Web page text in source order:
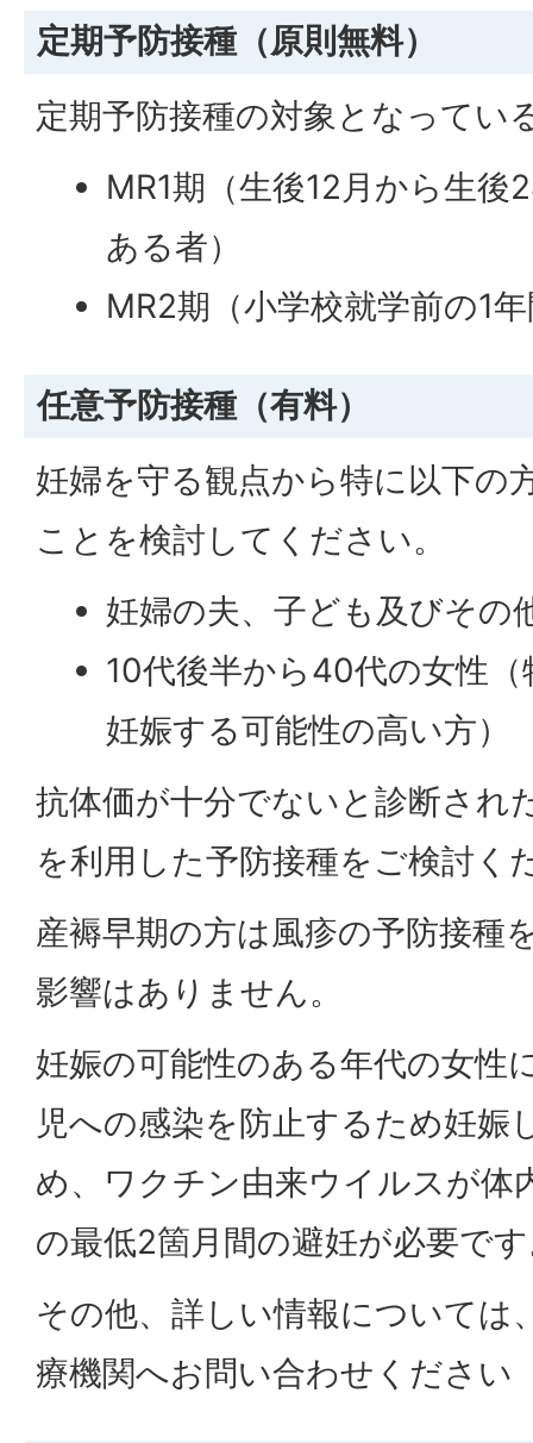
定期予防接種（原則無料）
定期予防接種の対象となってい
MR1期（生後12月から生
ある者）
MR2期（小学校就学前の1
任意予防接種（有料）
妊婦を守る観点から特に以下の
ことを検討してください。
妊婦の夫、子ども及びその
10代後半から40代の女性
妊娠する可能性の高い方）
抗体価が十分でないと診断され
を利用した予防接種をご検討く
産褥早期の方は風疹の予防接種
影響はありません。
妊娠の可能性のある年代の女性
児への感染を防止するため妊娠
め、ワクチン由来ウイルスが体
の最低2箇月間の避妊が必要で
その他、詳しい情報については
療機関へお問い合わせください